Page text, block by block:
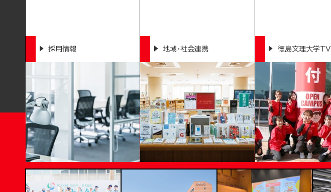
採用情報 地域・社会連携 徳島文理大学TV
TOKUSHIMA BUNRI UNIVERSITY